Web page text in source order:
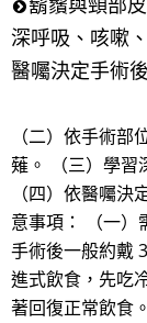
深呼吸、咳嗽
醫囑決定手術
（二）依手術
薙。 （三）學習
（四）依醫囑
意事項： （一）
手術後一般約戴
進式飲食，先吃
著回復正常飲食